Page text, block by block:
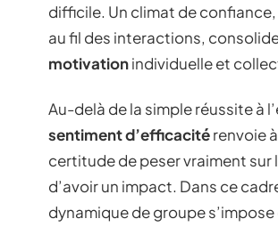
difficile. Un climat de
au fil des interactions,
motivationindividuelle et
Au-delà de la simple réussite à
sentiment d’efficacitérenvoie
certitude de peser vraiment sur
d’avoir un impact. Dans ce
dynamique de groupe